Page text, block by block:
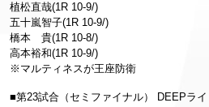
植松直哉(1R 10-9/)
五十嵐智子(1R 10-9/)
橋本 貴(1R 10-8/)
高本裕和(1R 10-9/)
※マルティネスが王座防衛
■第23試合（セミファイナル） DEEPラ